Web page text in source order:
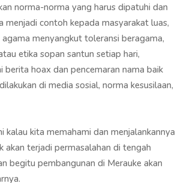
norma-norma yang harus dipatuhi dan
menjadi contoh kepada masyarakat luas,
menyangkut toleransi beragama,
etika sopan santun setiap hari,
berita hoax dan pencemaran nama baik
di media sosial, norma kesusilaan,
kalau kita memahami dan menjalankannya
akan terjadi permasalahan di tengah
begitu pembangunan di Merauke akan